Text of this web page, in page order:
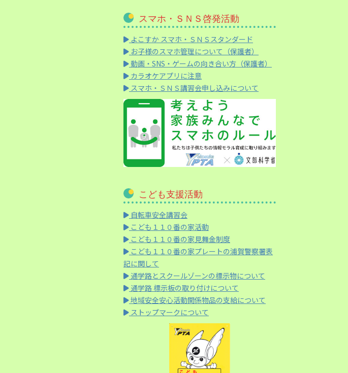
スマホ・ＳＮＳ啓発活動
よこすか スマホ・ＳＮＳスタンダード
お子様のスマホ管理について（保護者）
動画・SNS・ゲームの向き合い方（保護者）
カラオケアプリに注意
スマホ・ＳＮＳ講習会申し込みについて
こども支援活動
自転車安全講習会
こども１１０番の家活動
こども１１０番の家見舞金制度
こども１１０番の家プレートの浦賀警察署表
記に関して
通学路とスクールゾーンの標示物について
通学路 標示板の取り付けについて
地域安全安心活動関係物品の支給について
ストップマークについて